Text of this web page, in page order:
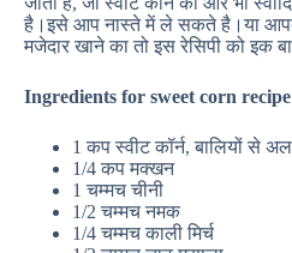
है।इसे आप नास्ते में ले सकते है।या
मजेदार खाने का तो इस रेसिपी को इक
Ingredients for sweet corn
1 कप स्वीट कॉर्न, बालियों से
1/4 कप मक्खन
1 चम्मच चीनी
1/2 चम्मच नमक
1/4 चम्मच काली मिर्च